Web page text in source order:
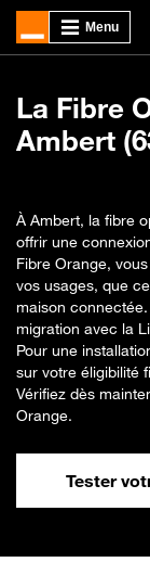
La Fibre
Ambert
À Ambert, la fibre
offrir une
Fibre Orange,
vos usages, que
maison
migration avec la
Pour une
sur votre éligibilité
Vérifiez dès
Orange.
Tester